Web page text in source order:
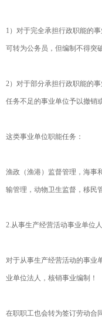
1）对于完全承担行政职能的
可转为公务员，但编制不得突
2）对于部分承担行政职能的
任务不足的事业单位予以撤销
这类事业单位职能任务：
渔政（渔港）监督管理，海事
输管理，动物卫生监督，移民
2.从事生产经营活动事业单位
对于从事生产经营活动的事业
业单位法人，核销事业编制！
在职职工也会转为签订劳动合